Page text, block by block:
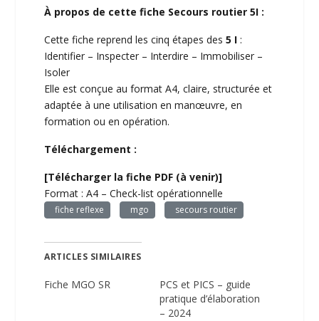
À propos de cette fiche Secours routier 5I :
Cette fiche reprend les cinq étapes des5 I :
Identifier – Inspecter – Interdire – Immobiliser –
Isoler
Elle est conçue au format A4, claire, structurée et
adaptée à une utilisation en manœuvre, en
formation ou en opération.
Téléchargement :
[Télécharger la fiche PDF (à venir)]
Format : A4 – Check-list opérationnelle
fiche reflexe mgo secours routier
ARTICLES SIMILAIRES
Fiche MGO SR
PCS et PICS – guide
pratique d’élaboration
– 2024